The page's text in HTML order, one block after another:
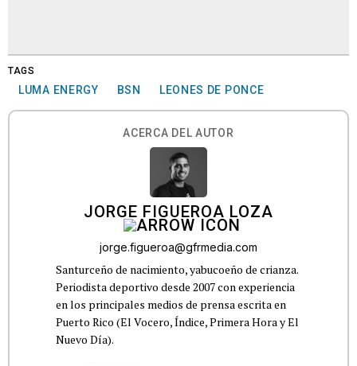
TAGS
LUMA ENERGY BSN LEONES DE PONCE
ACERCA DEL AUTOR
JORGE FIGUEROA LOZA
jorge.figueroa@gfrmedia.com
Santurceño de nacimiento, yabucoeño de crianza.
Periodista deportivo desde 2007 con experiencia
en los principales medios de prensa escrita en
Puerto Rico (El Vocero, Índice, Primera Hora y El
Nuevo Día).